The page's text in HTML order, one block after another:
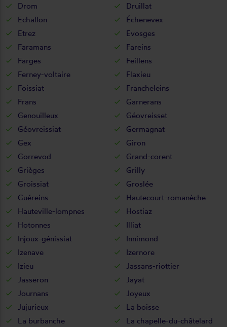
Drom
Druillat
Echallon
Échenevex
Etrez
Evosges
Faramans
Fareins
Farges
Feillens
Ferney-voltaire
Flaxieu
Foissiat
Francheleins
Frans
Garnerans
Genouilleux
Géovreisset
Géovreissiat
Germagnat
Gex
Giron
Gorrevod
Grand-corent
Grièges
Grilly
Groissiat
Groslée
Guéreins
Hautecourt-romanèche
Hauteville-lompnes
Hostiaz
Hotonnes
Illiat
Injoux-génissiat
Innimond
Izenave
Izernore
Izieu
Jassans-riottier
Jasseron
Jayat
Journans
Joyeux
Jujurieux
La boisse
La burbanche
La chapelle-du-châtelard